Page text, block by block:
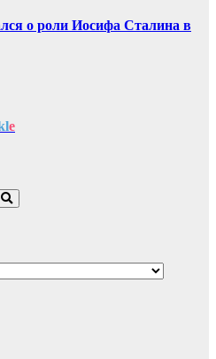
о роли Иосифа Сталина в
e